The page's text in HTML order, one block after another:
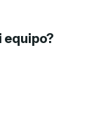
equipo?